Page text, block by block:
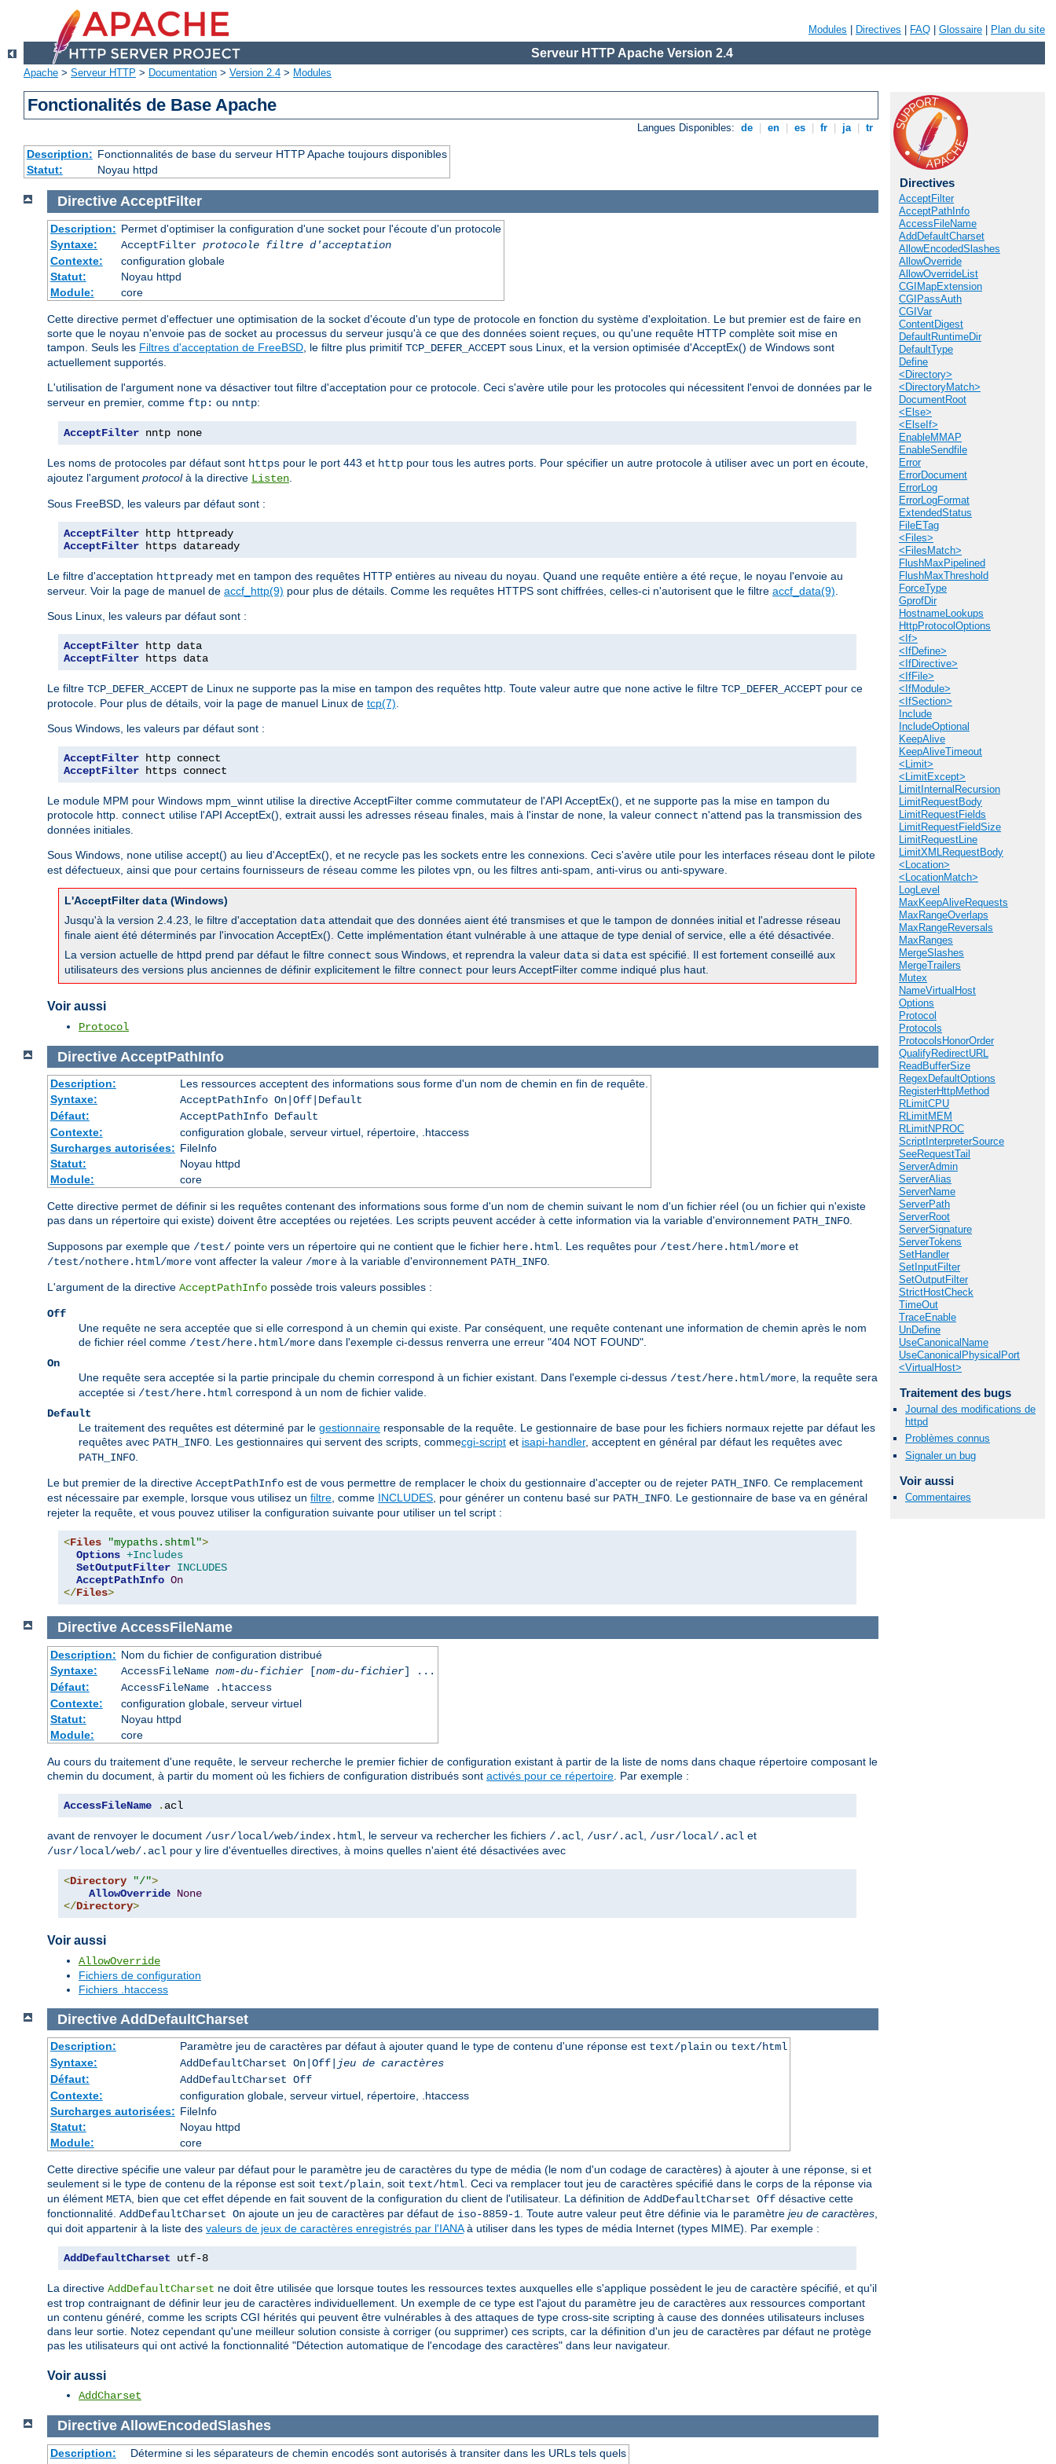
Modules Directives FAQ Glossaire Plan du site
Serveur HTTP Apache Version 2.4
Apache > Serveur HTTP > Documentation > Version 2.4 > Modules
Fonctionalités de Base Apache
Langues Disponibles: de en es fr ja tr
Description: Fonctionnalités de base du serveur HTTP Apache toujours disponibles
Statut:
Noyau httpd
Directives
AcceptFilter
AcceptPathInfo
AccessFileName
AddDefaultCharset
AllowEncodedSlashes
AllowOverride
AllowOverrideList
CGIMapExtension
CGIPassAuth
CGIVar
ContentDigest
DefaultRuntimeDir
DefaultType
Define
<Directory>
<DirectoryMatch>
DocumentRoot
<Else>
<ElseIf>
EnableMMAP
EnableSendfile
Error
ErrorDocument
ErrorLog
ErrorLogFormat
ExtendedStatus
FileETag
<Files>
<FilesMatch>
FlushMaxPipelined
FlushMaxThreshold
ForceType
GprofDir
HostnameLookups
HttpProtocolOptions
<If>
<IfDefine>
<IfDirective>
<IfFile>
<IfModule>
<IfSection>
Include
IncludeOptional
KeepAlive
KeepAliveTimeout
<Limit>
<LimitExcept>
LimitInternalRecursion
LimitRequestBody
LimitRequestFields
LimitRequestFieldSize
LimitRequestLine
LimitXMLRequestBody
<Location>
<LocationMatch>
LogLevel
MaxKeepAliveRequests
MaxRangeOverlaps
MaxRangeReversals
MaxRanges
MergeSlashes
MergeTrailers
Mutex
NameVirtualHost
Options
Protocol
Protocols
ProtocolsHonorOrder
QualifyRedirectURL
ReadBufferSize
RegexDefaultOptions
RegisterHttpMethod
RLimitCPU
RLimitMEM
RLimitNPROC
ScriptInterpreterSource
SeeRequestTail
ServerAdmin
ServerAlias
ServerName
ServerPath
ServerRoot
ServerSignature
ServerTokens
SetHandler
SetInputFilter
SetOutputFilter
StrictHostCheck
TimeOut
TraceEnable
UnDefine
UseCanonicalName
UseCanonicalPhysicalPort
<VirtualHost>
Traitement des bugs
Journal des modifications de
httpd
Problèmes connus
Signaler un bug
Voir aussi
Commentaires
Directive AcceptFilter
Description: Permet d'optimiser la configuration d'une socket pour l'écoute d'un protocole
Syntaxe:
AcceptFilter protocole filtre d'acceptation
Contexte:
configuration globale
Statut:
Noyau httpd
Module:
core
Cette directive permet d'effectuer une optimisation de la socket d'écoute d'un type de protocole en fonction du système d'exploitation. Le but premier est de faire en
sorte que le noyau n'envoie pas de socket au processus du serveur jusqu'à ce que des données soient reçues, ou qu'une requête HTTP complète soit mise en
tampon. Seuls les Filtres d'acceptation de FreeBSD , le filtre plus primitif TCP_DEFER_ACCEPT sous Linux, et la version optimisée d'AcceptEx() de Windows sont
actuellement supportés.
L'utilisation de l'argument none va désactiver tout filtre d'acceptation pour ce protocole. Ceci s'avère utile pour les protocoles qui nécessitent l'envoi de données par le
serveur en premier, comme ftp: ou nntp:
AcceptFilter nntp none
Les noms de protocoles par défaut sont https pour le port 443 et http pour tous les autres ports. Pour spécifier un autre protocole à utiliser avec un port en écoute,
ajoutez l'argument protocolà la directive Listen
Sous FreeBSD, les valeurs par défaut sont :
AcceptFilter
AcceptFilter https dataready
Le filtre d'acceptation httpready met en tampon des requêtes HTTP entières au niveau du noyau. Quand une requête entière a été reçue, le noyau l'envoie au
serveur. Voir la page de manuel de accf_http(9) pour plus de détails. Comme les requêtes HTTPS sont chiffrées, celles-ci n'autorisent que le filtre accf_data(9)
Sous Linux, les valeurs par défaut sont :
AcceptFilter
AcceptFilter https data
Le filtre TCP_DEFER_ACCEPT de Linux ne supporte pas la mise en tampon des requêtes http. Toute valeur autre que none active le filtre TCP_DEFER_ACCEPT pour ce
protocole. Pour plus de détails, voir la page de manuel Linux de tcp(7)
Sous Windows, les valeurs par défaut sont :
AcceptFilter
AcceptFilter https connect
Le module MPM pour Windows mpm_winnt utilise la directive AcceptFilter comme commutateur de l'API AcceptEx(), et ne supporte pas la mise en tampon du
protocole http. connect utilise l'API AcceptEx(), extrait aussi les adresses réseau finales, mais à l'instar de none , la valeur connect n'attend pas la transmission des
données initiales.
Sous Windows, none utilise accept() au lieu d'AcceptEx(), et ne recycle pas les sockets entre les connexions. Ceci s'avère utile pour les interfaces réseau dont le pilote
est défectueux, ainsi que pour certains fournisseurs de réseau comme les pilotes vpn, ou les filtres anti-spam, anti-virus ou anti-spyware.
L'AcceptFilterdata (Windows)
Jusqu'à la version 2.4.23, le filtre d'acceptation data attendait que des données aient été transmises et que le tampon de données initial et l'adresse réseau
finale aient été déterminés par l'invocation AcceptEx(). Cette implémentation étant vulnérable à une attaque de type denial of service, elle a été désactivée.
La version actuelle de httpd prend par défaut le filtre connect sous Windows, et reprendra la valeur data si data est spécifié. Il est fortement conseillé aux
utilisateurs des versions plus anciennes de définir explicitement le filtre connect pour leurs AcceptFilter comme indiqué plus haut.
Voir aussi
Protocol
Directive AcceptPathInfo
Description:
Les ressources acceptent des informations sous forme d'un nom de chemin en fin de requête.
Syntaxe:
AcceptPathInfo On|Off|Default
Défaut:
AcceptPathInfo Default
Contexte:
configuration globale, serveur virtuel, répertoire, .htaccess
Surcharges autorisées: FileInfo
Statut:
Noyau httpd
Module:
core
Cette directive permet de définir si les requêtes contenant des informations sous forme d'un nom de chemin suivant le nom d'un fichier réel (ou un fichier qui n'existe
pas dans un répertoire qui existe) doivent être acceptées ou rejetées. Les scripts peuvent accéder à cette information via la variable d'environnement PATH_INFO.
Supposons par exemple que /test/ pointe vers un répertoire qui ne contient que le fichier here.html. Les requêtes pour /test/here.html/more et
/test/nothere.html/more vont affecter la valeur /more à la variable d'environnement PATH_INFO.
L'argument de la directive AcceptPathInfo possède trois valeurs possibles :
Off
Une requête ne sera acceptée que si elle correspond à un chemin qui existe. Par conséquent, une requête contenant une information de chemin après le nom
de fichier réel comme /test/here.html/more dans l'exemple ci-dessus renverra une erreur "404 NOT FOUND".
On
Une requête sera acceptée si la partie principale du chemin correspond à un fichier existant. Dans l'exemple ci-dessus /test/here.html/more, la requête sera
acceptée si /test/here.html correspond à un nom de fichier valide.
Default
Le traitement des requêtes est déterminé par le gestionnaire responsable de la requête. Le gestionnaire de base pour les fichiers normaux rejette par défaut les
requêtes avec PATH_INFO. Les gestionnaires qui servent des scripts, commecgi-script et isapi-handler, acceptent en général par défaut les requêtes avec
PATH_INFO.
Le but premier de la directive AcceptPathInfo est de vous permettre de remplacer le choix du gestionnaire d'accepter ou de rejeter PATH_INFO. Ce remplacement
est nécessaire par exemple, lorsque vous utilisez un filtre, comme INCLUDES, pour générer un contenu basé sur PATH_INFO. Le gestionnaire de base va en général
rejeter la requête, et vous pouvez utiliser la configuration suivante pour utiliser un tel script :
<Files "mypaths.shtml">
Options +Includes
SetOutputFilter INCLUDES
AcceptPathInfo On
</Files>
Directive AccessFileName
Description: Nom du fichier de configuration distribué
Syntaxe:
AccessFileName nom-du-fichier[nom-du-fichier] ...
Défaut:
AccessFileName .htaccess
Contexte:
configuration globale, serveur virtuel
Statut:
Noyau httpd
Module:
core
Au cours du traitement d'une requête, le serveur recherche le premier fichier de configuration existant à partir de la liste de noms dans chaque répertoire composant le
chemin du document, à partir du moment où les fichiers de configuration distribués sont activés pour ce répertoire . Par exemple :
AccessFileName . acl
avant de renvoyer le document /usr/local/web/index.html , le serveur va rechercher les fichiers /.acl /usr/.acl /usr/local/.acl et
/usr/local/web/.acl pour y lire d'éventuelles directives, à moins quelles n'aient été désactivées avec
<Directory "/">
AllowOverride None
</Directory>
Voir aussi
AllowOverride
Fichiers de configuration
Fichiers .htaccess
Directive AddDefaultCharset
Description: Paramètre jeu de caractères par défaut à ajouter quand le type de contenu d'une réponse est text/plainou text/html
Syntaxe:
AddDefaultCharset On|Off|
jeu de caractères
Défaut:
AddDefaultCharset Off
Contexte:
configuration globale, serveur virtuel, répertoire, .htaccess
Surcharges autorisées: FileInfo
Statut:
Noyau httpd
Module:
core
Cette directive spécifie une valeur par défaut pour le paramètre jeu de caractères du type de média (le nom d'un codage de caractères) à ajouter à une réponse, si et
seulement si le type de contenu de la réponse est soit text/plain, soit text/html. Ceci va remplacer tout jeu de caractères spécifié dans le corps de la réponse via
un élément META, bien que cet effet dépende en fait souvent de la configuration du client de l'utilisateur. La définition de AddDefaultCharset Off désactive cette
fonctionnalité. AddDefaultCharset On ajoute un jeu de caractères par défaut de iso-8859-1. Toute autre valeur peut être définie via le paramètre jeu de caractères,
qui doit appartenir à la liste des valeurs de jeux de caractères enregistrés par l'IANAà utiliser dans les types de média Internet (types MIME). Par exemple :
AddDefaultCharset utf-8
La directive AddDefaultCharset ne doit être utilisée que lorsque toutes les ressources textes auxquelles elle s'applique possèdent le jeu de caractère spécifié, et qu'il
est trop contraignant de définir leur jeu de caractères individuellement. Un exemple de ce type est l'ajout du paramètre jeu de caractères aux ressources comportant
un contenu généré, comme les scripts CGI hérités qui peuvent être vulnérables à des attaques de type cross-site scripting à cause des données utilisateurs incluses
dans leur sortie. Notez cependant qu'une meilleur solution consiste à corriger (ou supprimer) ces scripts, car la définition d'un jeu de caractères par défaut ne protège
pas les utilisateurs qui ont activé la fonctionnalité "Détection automatique de l'encodage des caractères" dans leur navigateur.
Voir aussi
AddCharset
Directive AllowEncodedSlashes
Description:
Détermine si les séparateurs de chemin encodés sont autorisés à transiter dans les URLs tels quels